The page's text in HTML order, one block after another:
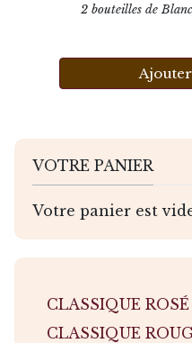
2 bouteilles de
VOTRE PANIER
Votre panier est
CLASSIQUE ROSÉ
CLASSIQUE